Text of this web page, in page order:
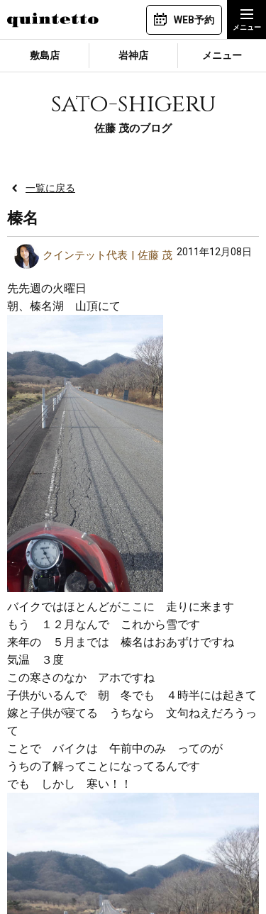
WEB予約
敷島店 岩神店 メニュー
sato-shigeru
佐藤 茂のブログ
一覧に戻る
榛名
クインテット代表 佐藤 茂 2011年12月08日
先先週の火曜日
朝、榛名湖 山頂にて
バイクではほとんどがここに 走りに来ます
もう １２月なんで これから雪です
来年の ５月までは 榛名はおあずけですね
気温 ３度
この寒さのなか アホですね
子供がいるんで 朝 冬でも ４時半には起きて
嫁と子供が寝てる うちなら 文句ねえだろうっ
て
ことで バイクは 午前中のみ ってのが
うちの了解ってことになってるんです
でも しかし 寒い！！